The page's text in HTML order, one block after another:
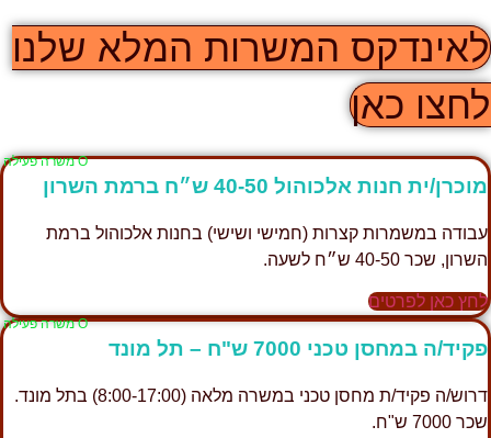
המשרות המלא שלנו
כאן
Ο משרה פעילה
ית חנות אלכוהול 40-50 ש״ח ברמת השרון
במשמרות קצרות (חמישי ושישי) בחנות אלכוהול ברמת
שכר 40-50 ש״ח לשעה.
כאן לפרטים
Ο משרה פעילה
ה במחסן טכני 7000 ש"ח – תל מונד
דרוש/ה פקיד/ת מחסן טכני במשרה מלאה (8:00-17:00) בתל מונד.
7000 ש"ח.